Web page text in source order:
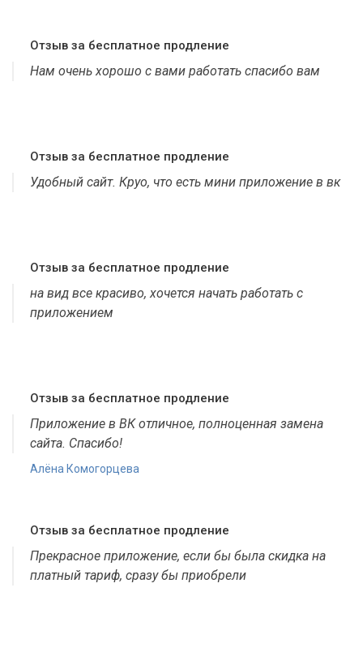
Отзыв за бесплатное продление
Нам очень хорошо с вами работать спасибо вам
Отзыв за бесплатное продление
Удобный сайт. Круо, что есть мини приложение в вк
Отзыв за бесплатное продление
на вид все красиво, хочется начать работать с
приложением
Отзыв за бесплатное продление
Приложение в ВК отличное, полноценная замена
сайта. Спасибо!
Алёна Комогорцева
Отзыв за бесплатное продление
Прекрасное приложение, если бы была скидка на
платный тариф, сразу бы приобрели